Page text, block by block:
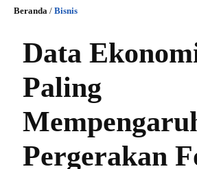
Beranda / Bisnis
Data
Paling
Pergerakan